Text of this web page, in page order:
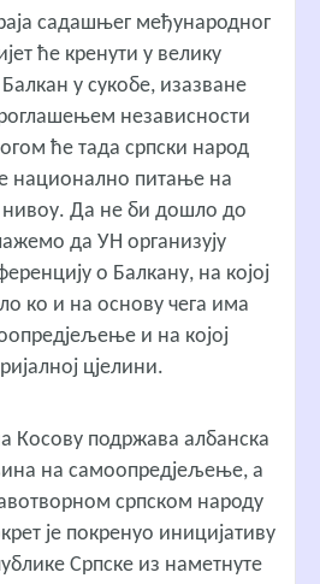
садашњег међународног
ће кренути у велику
Балкан у сукобе, изазване
независности
ће тада српски народ
национално питање на
Да не би дошло до
да УН организују
о Балкану, на којој
ко и на основу чега има
и на којој
цјелини.
Косову подржава албанска
на самоопредјељење, а
српском народу
је покренуо иницијативу
Српске из наметнуте